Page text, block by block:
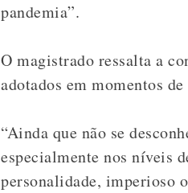
pandemia”.
O magistrado ressalta a
adotados em momentos
“Ainda que não se
especialmente nos níveis
personalidade, imperioso